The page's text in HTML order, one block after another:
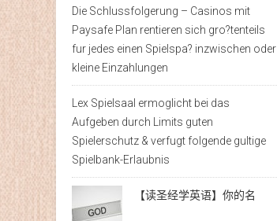
Die Schlussfolgerung – Casinos mit
Paysafe Plan rentieren sich gro?tenteils
fur jedes einen Spielspa? inzwischen oder
kleine Einzahlungen
Lex Spielsaal ermoglicht bei das
Aufgeben durch Limits guten
Spielerschutz & verfugt folgende gultige
Spielbank-Erlaubnis
【读圣经学英语】你的名